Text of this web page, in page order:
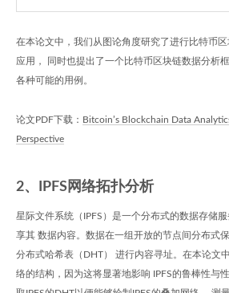
在本论文中，我们从图论角度研究了进行比特币
应用， 同时也提出了一个比特币区块链数据分析
各种可能的用例。
论文PDF下载： Bitcoin’s Blockchain Data
Perspective
2、IPFS网络拓扑分析
星际文件系统（IPFS）是一个分布式的数据存储
享其 数据内容。数据在一组开放的节点间分布式
分布式哈希表（DHT） 进行内容寻址。在本论文
络的结构，因为这将显著地影响 IPFS的鲁棒性与